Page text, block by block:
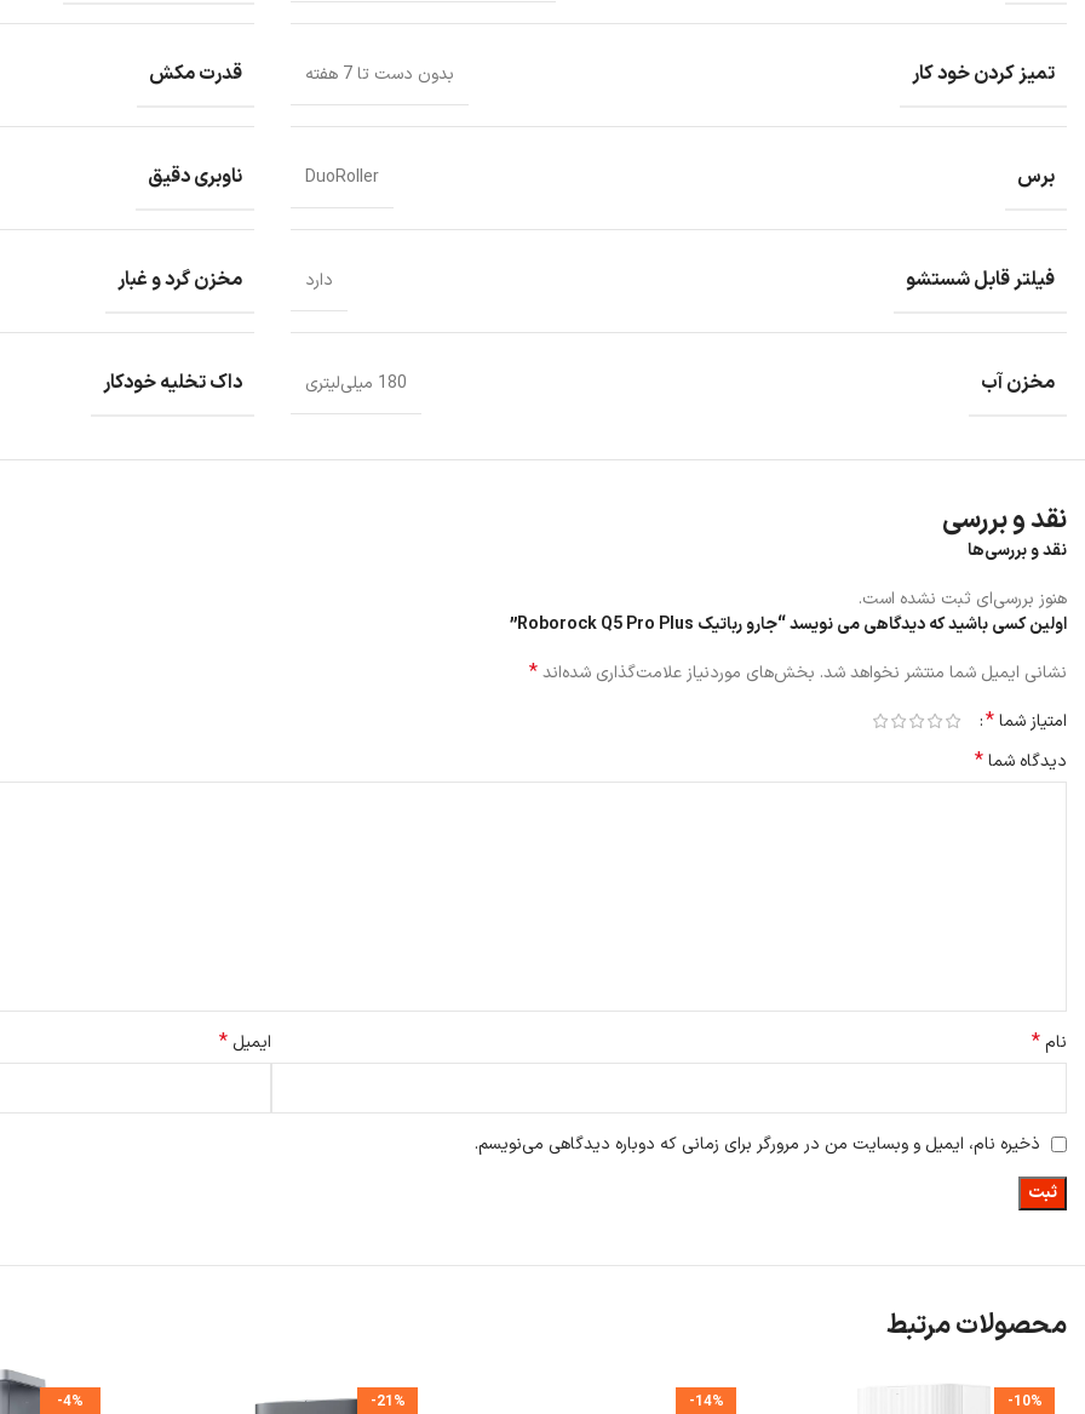
مشخصات ظاهری جارو رباتیک Roborock Q5 Pro Plus
جارو رباتیک Q5 Pro Plus
جارو رباتیک شیائومی مدل Roborock Q5 Pro Plus دارای ابعاد اینچ x 17.3 اینچ x 17.6 اینچ13.8 است.
تمیز کردن خود کار بدون دست تا 7 هفته قدرت مکش
برس DuoRoller ناوبری دقیق
فیلتر قابل شستشو دارد مخزن گرد و غبار
مخزن آب 180 میلی‌لیتری داک تخلیه خودکار
نقد و بررسی
نقد و بررسی‌ها
هنوز بررسی‌ای ثبت نشده است.
اولین کسی باشید که دیدگاهی می نویسد “جارو رباتیک Roborock Q5 Pro Plus”
نشانی ایمیل شما منتشر نخواهد شد. بخش‌های موردنیاز علامت‌گذاری شده‌اند*
امتیاز شما*
دیدگاه شما*
نام* ایمیل *
ذخیره نام، ایمیل و وبسایت من در مرورگر برای زمانی که دوباره دیدگاهی می‌نویسم.
محصولات مرتبط
-10%
-14%
-21%
-4%